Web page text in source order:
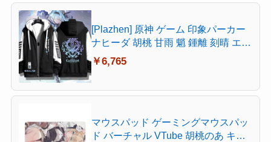
[Plazhen] 原神 ゲーム 印象パーカー
ナヒーダ 胡桃 甘雨 魈 鍾離 刻晴 エウ
ルア セノ 楓原万葉 スカラマシュ 放
浪者 宵宮 神里綾華 雷電将軍 原神 グ
ッズ アニメ パーカー 男女兼用 (エウ
ルア,XL 薄手)
￥6,765
マウスパッド ゲーミングマウスパッ
ド バーチャル VTube 胡桃のあ キャ